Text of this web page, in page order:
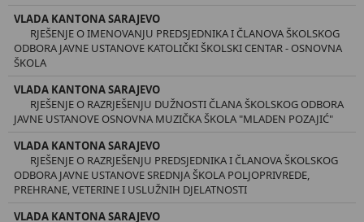
VLADA KANTONA SARAJEVO
RJEŠENJE O IMENOVANJU PREDSJEDNIKA I ČLANOVA ŠKOLSKOG
ODBORA JAVNE USTANOVE KATOLIČKI ŠKOLSKI CENTAR - OSNOVNA
ŠKOLA
VLADA KANTONA SARAJEVO
RJEŠENJE O RAZRJEŠENJU DUŽNOSTI ČLANA ŠKOLSKOG ODBORA
JAVNE USTANOVE OSNOVNA MUZIČKA ŠKOLA "MLADEN POZAJIĆ"
VLADA KANTONA SARAJEVO
RJEŠENJE O RAZRJEŠENJU PREDSJEDNIKA I ČLANOVA ŠKOLSKOG
ODBORA JAVNE USTANOVE SREDNJA ŠKOLA POLJOPRIVREDE,
PREHRANE, VETERINE I USLUŽNIH DJELATNOSTI
VLADA KANTONA SARAJEVO